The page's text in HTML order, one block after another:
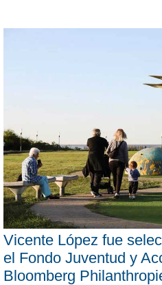
Vicente López fue
el Fondo Juventud y
Bloomberg